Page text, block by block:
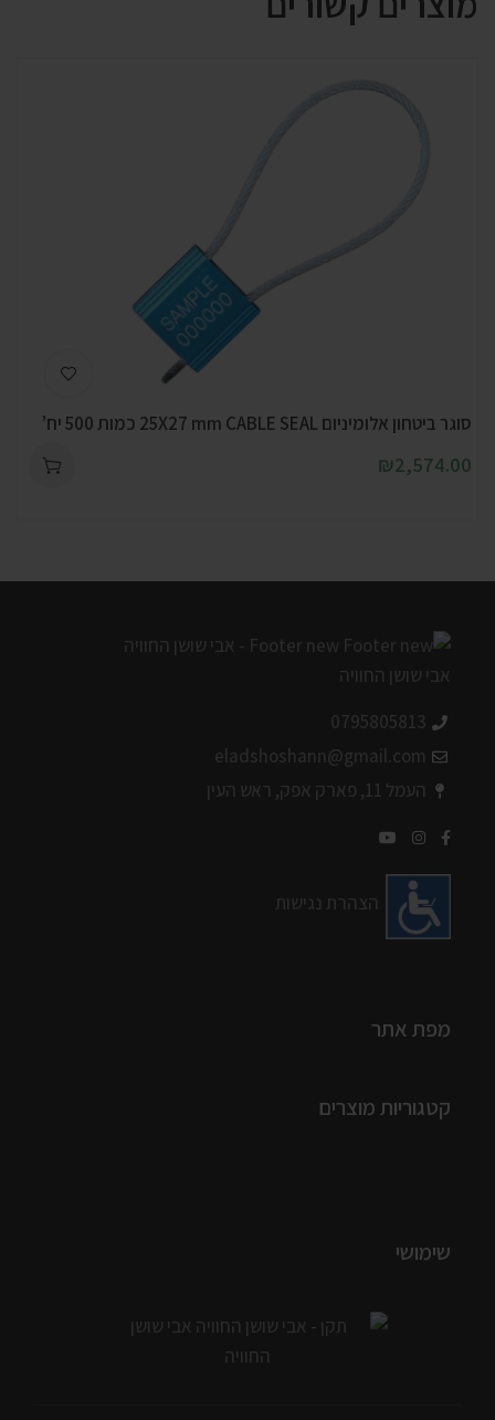
סוגר ביטחון אלומיניום 25X27 mm CABLE SEAL כמות 500 יח’
₪2,574.00
0795805813
eladshoshann@gmail.com
העמל 11, פארק אפק, ראש העין
הצהרת נגישות
מפת אתר
קטגוריות מוצרים
שימושי